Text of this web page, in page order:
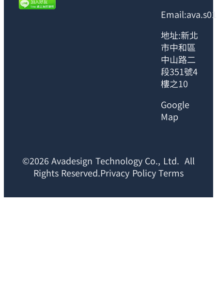
地址:新北
市中和區
中山路二
段351號4
樓之10
Google
Map
©2026 Avadesign Technology Co., Ltd. All
Rights Reserved.Privacy Policy Terms